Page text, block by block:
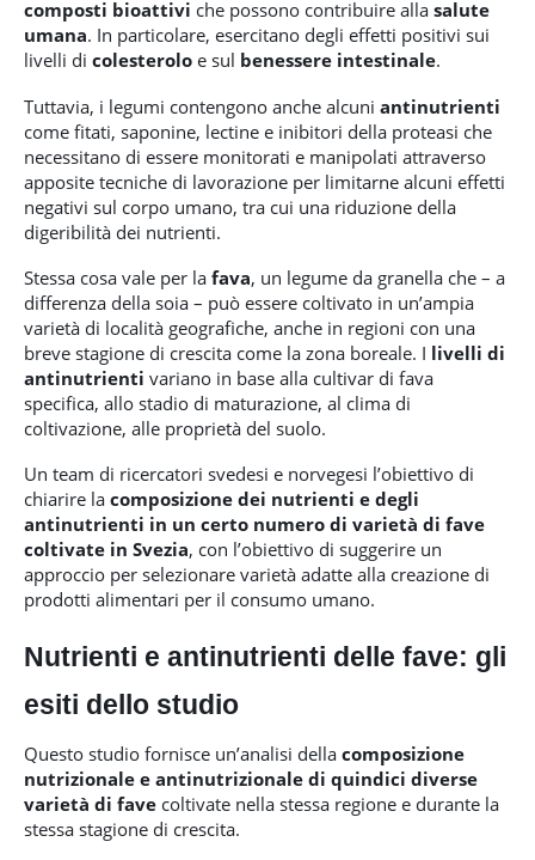
composti bioattivi che possono contribuire alla salute
umana. In particolare, esercitano degli effetti positivi sui
livelli di colesterolo e sul benessere intestinale.
Tuttavia, i legumi contengono anche alcuni antinutrienti
come fitati, saponine, lectine e inibitori della proteasi che
necessitano di essere monitorati e manipolati attraverso
apposite tecniche di lavorazione per limitarne alcuni effetti
negativi sul corpo umano, tra cui una riduzione della
digeribilità dei nutrienti.
Stessa cosa vale per la fava, un legume da granella che – a
differenza della soia – può essere coltivato in un’ampia
varietà di località geografiche, anche in regioni con una
breve stagione di crescita come la zona boreale. I livelli di
antinutrienti variano in base alla cultivar di fava
specifica, allo stadio di maturazione, al clima di
coltivazione, alle proprietà del suolo.
Un team di ricercatori svedesi e norvegesi l’obiettivo di
chiarire la composizione dei nutrienti e degli
antinutrienti in un certo numero di varietà di fave
coltivate in Svezia, con l’obiettivo di suggerire un
approccio per selezionare varietà adatte alla creazione di
prodotti alimentari per il consumo umano.
Nutrienti e antinutrienti delle fave: gli
esiti dello studio
Questo studio fornisce un’analisi della composizione
nutrizionale e antinutrizionale di quindici diverse
varietà di fave coltivate nella stessa regione e durante la
stessa stagione di crescita.